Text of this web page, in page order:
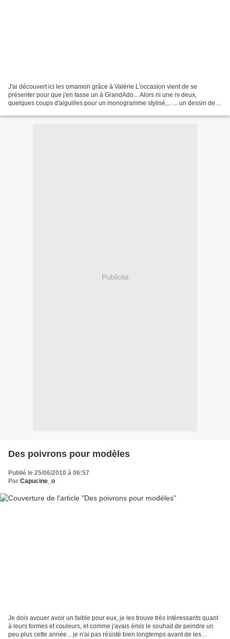
J'ai découvert ici les omamori grâce à Valérie L'occasion vient de se
présenter pour que j'en fasse un à GrandAdo... Alors ni une ni deux,
quelques coups d'aiguilles pour un monogramme stylisé,... ... un dessin de
Publicité
Des poivrons pour modèles
Publié le 25/06/2010 à 06:57
Par Capucine_o
Je dois avouer avoir un faible pour eux, je les trouve très intéressants quant
à leurs formes et couleurs, et comme j'avais émis le souhait de peindre un
peu plus cette année... je n'ai pas résisté bien longtemps avant de les